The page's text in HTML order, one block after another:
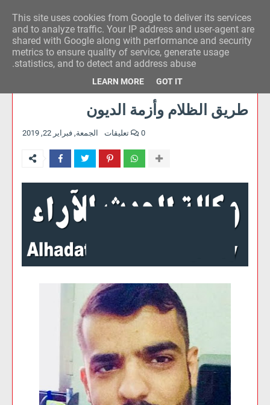
وكالة الحدث للآراء
طريق الظلام وأزمة الديون
الجمعة, فبراير 22, 2019 0 تعليقات
This site uses cookies from Google to deliver its services
and to analyze traffic. Your IP address and user-agent are
shared with Google along with performance and security
metrics to ensure quality of service, generate usage
statistics, and to detect and address abuse.
LEARN MORE GOT IT